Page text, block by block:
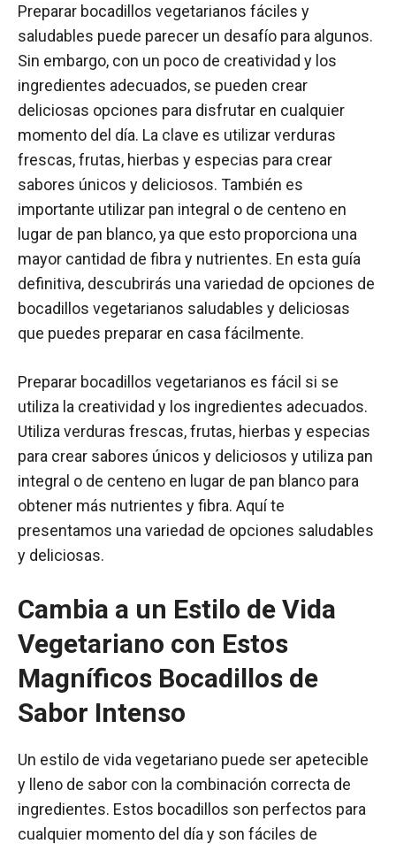
Preparar bocadillos vegetarianos fáciles y
saludables puede parecer un desafío para algunos.
Sin embargo, con un poco de creatividad y los
ingredientes adecuados, se pueden crear
deliciosas opciones para disfrutar en cualquier
momento del día. La clave es utilizar verduras
frescas, frutas, hierbas y especias para crear
sabores únicos y deliciosos. También es
importante utilizar pan integral o de centeno en
lugar de pan blanco, ya que esto proporciona una
mayor cantidad de fibra y nutrientes. En esta guía
definitiva, descubrirás una variedad de opciones de
bocadillos vegetarianos saludables y deliciosas
que puedes preparar en casa fácilmente.
Preparar bocadillos vegetarianos es fácil si se
utiliza la creatividad y los ingredientes adecuados.
Utiliza verduras frescas, frutas, hierbas y especias
para crear sabores únicos y deliciosos y utiliza pan
integral o de centeno en lugar de pan blanco para
obtener más nutrientes y fibra. Aquí te
presentamos una variedad de opciones saludables
y deliciosas.
Cambia a un Estilo de Vida
Vegetariano con Estos
Magníficos Bocadillos de
Sabor Intenso
Un estilo de vida vegetariano puede ser apetecible
y lleno de sabor con la combinación correcta de
ingredientes. Estos bocadillos son perfectos para
cualquier momento del día y son fáciles de